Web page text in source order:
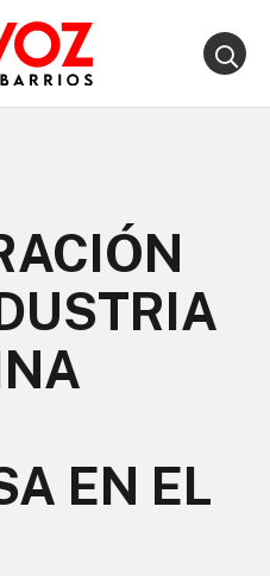
EN EL